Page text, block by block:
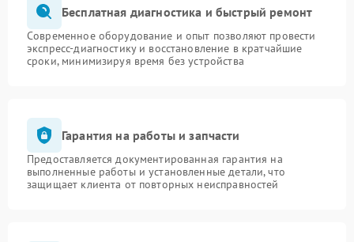
Бесплатная диагностика и быстрый ремонт
Современное оборудование и опыт позволяют провести
экспресс-диагностику и восстановление в кратчайшие
сроки, минимизируя время без устройства
Гарантия на работы и запчасти
Предоставляется документированная гарантия на
выполненные работы и установленные детали, что
защищает клиента от повторных неисправностей